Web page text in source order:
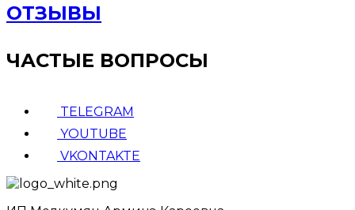
ОТЗЫВЫ
ЧАСТЫЕ ВОПРОСЫ
TELEGRAM
YOUTUBE
VKONTAKTE